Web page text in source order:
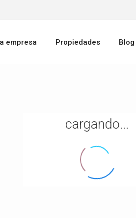
empresa Propiedades
cargando...